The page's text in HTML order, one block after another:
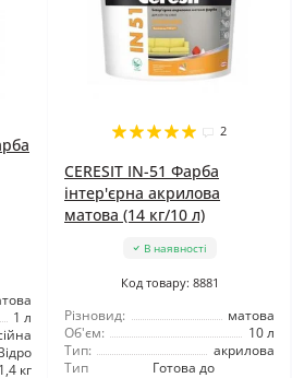
1 л
1,4 кг
2
CERESIT IN-51 Фарба
інтер'єрна акрилова
матова (14 кг/10 л)
В наявності
Код товару: 8881
Різновид:
матова
Об'єм:
10 л
Тип:
акрилова
Тип
Готова до